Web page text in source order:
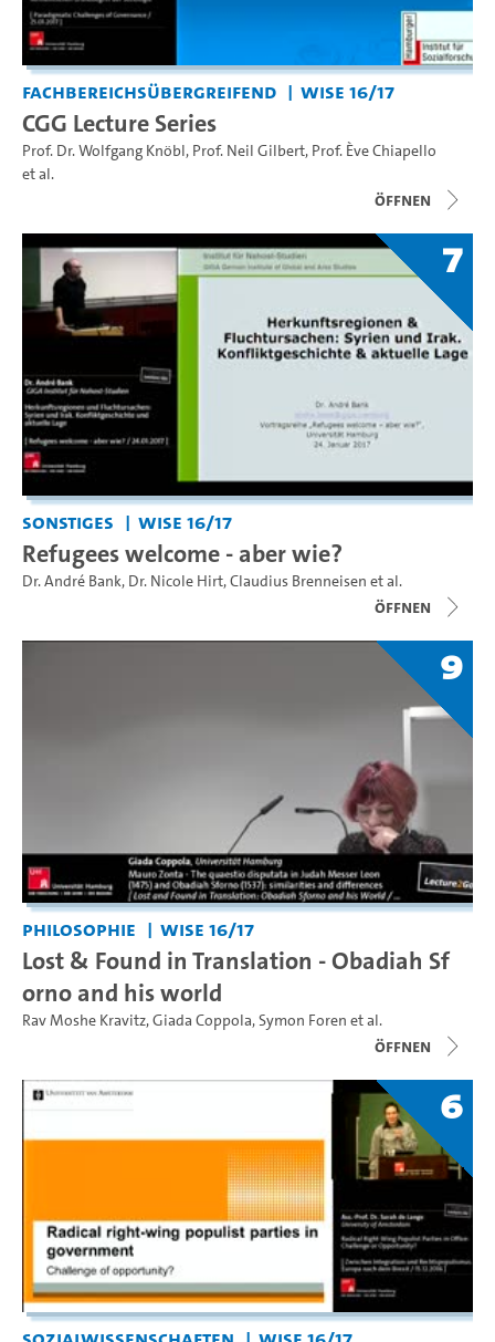
Fachbereichsübergreifend WiSe 16/17
CGG Lecture Series
Prof. Dr. Wolfgang Knöbl, Prof. Neil Gilbert, Prof. Ève Chiapello
et al.
Öffnen
7
Sonstiges WiSe 16/17
Refugees welcome - aber wie?
Dr. André Bank, Dr. Nicole Hirt,Claudius Brenneisen et al.
Öffnen
9
Philosophie WiSe 16/17
Lost & Found in Translation - Obadiah Sf
orno and his world
Rav Moshe Kravitz,Giada Coppola,Symon Foren et al.
Öffnen
6